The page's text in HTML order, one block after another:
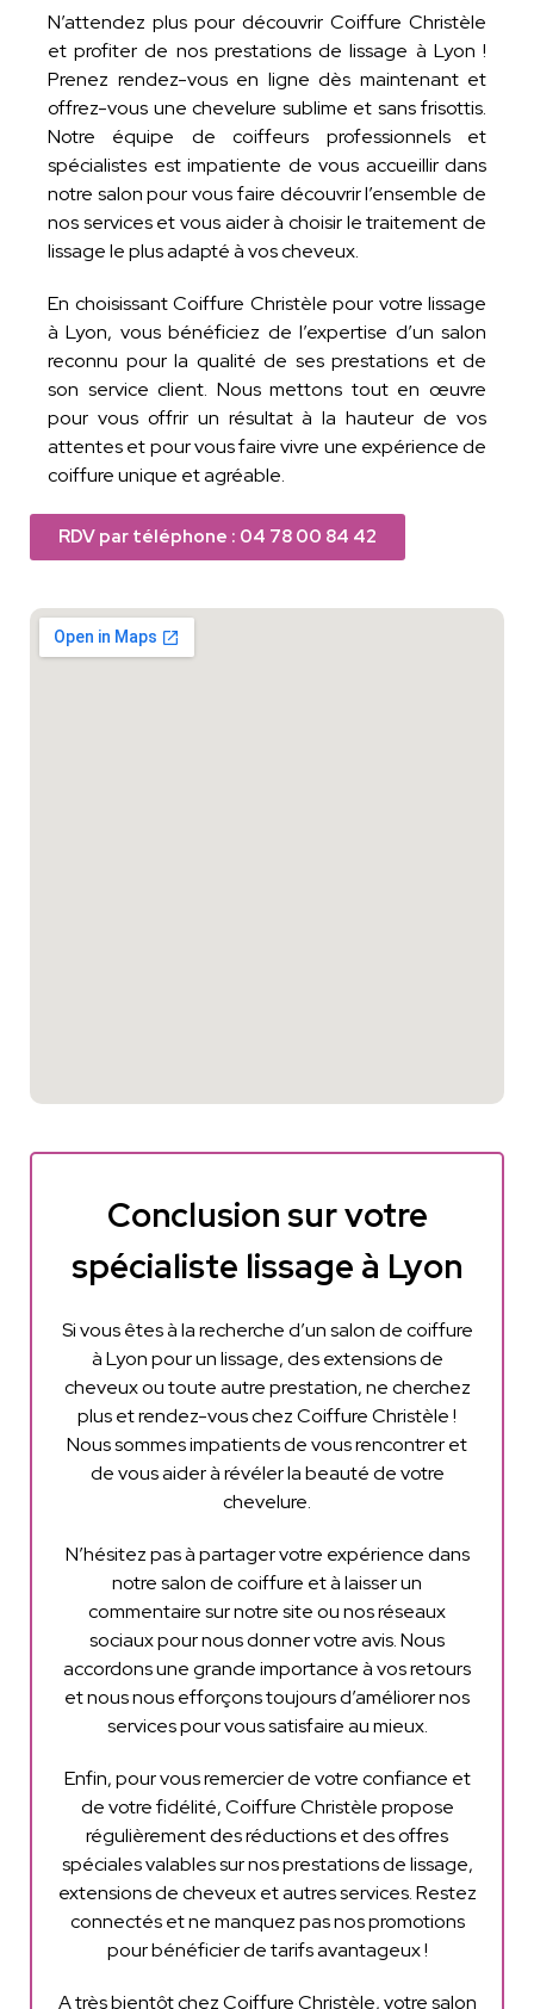
N’attendez plus pour découvrir Coiffure Christèle
et profiter de nos prestations de lissage à Lyon !
Prenez rendez-vous en ligne dès maintenant et
offrez-vous une chevelure sublime et sans frisottis.
Notre équipe de coiffeurs professionnels et
spécialistes est impatiente de vous accueillir dans
notre salon pour vous faire découvrir l’ensemble de
nos services et vous aider à choisir le traitement de
lissage le plus adapté à vos cheveux.
En choisissant Coiffure Christèle pour votre lissage
à Lyon, vous bénéficiez de l’expertise d’un salon
reconnu pour la qualité de ses prestations et de
son service client. Nous mettons tout en œuvre
pour vous offrir un résultat à la hauteur de vos
attentes et pour vous faire vivre une expérience de
coiffure unique et agréable.
RDV par téléphone : 04 78 00 84 42
Conclusion sur votre
spécialiste lissage à Lyon
Si vous êtes à la recherche d’un salon de coiffure
à Lyon pour un lissage, des extensions de
cheveux ou toute autre prestation, ne cherchez
plus et rendez-vous chez Coiffure Christèle !
Nous sommes impatients de vous rencontrer et
de vous aider à révéler la beauté de votre
chevelure.
N’hésitez pas à partager votre expérience dans
notre salon de coiffure et à laisser un
commentaire sur notre site ou nos réseaux
sociaux pour nous donner votre avis. Nous
accordons une grande importance à vos retours
et nous nous efforçons toujours d’améliorer nos
services pour vous satisfaire au mieux.
Enfin, pour vous remercier de votre confiance et
de votre fidélité, Coiffure Christèle propose
régulièrement des réductions et des offres
spéciales valables sur nos prestations de lissage,
extensions de cheveux et autres services. Restez
connectés et ne manquez pas nos promotions
pour bénéficier de tarifs avantageux !
A très bientôt chez Coiffure Christèle, votre salon